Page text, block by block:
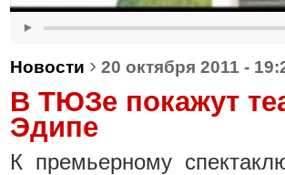
Новости › 20 октября 2011 -
В ТЮЗе покажут
Эдипе
К премьерному